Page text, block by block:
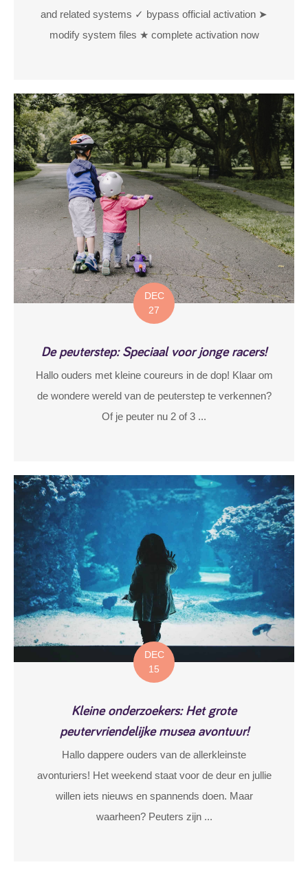
and related systems ✓ bypass official activation ➤
modify system files ★ complete activation now
DEC
27
De peuterstep: Speciaal voor jonge racers!
Hallo ouders met kleine coureurs in de dop! Klaar om
de wondere wereld van de peuterstep te verkennen?
Of je peuter nu 2 of 3 ...
DEC
15
Kleine onderzoekers: Het grote
peutervriendelijke musea avontuur!
Hallo dappere ouders van de allerkleinste
avonturiers! Het weekend staat voor de deur en jullie
willen iets nieuws en spannends doen. Maar
waarheen? Peuters zijn ...